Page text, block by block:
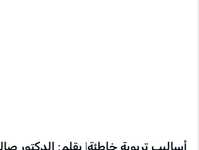
أساليب تربوية خاطئة| بقلم: الدكتور